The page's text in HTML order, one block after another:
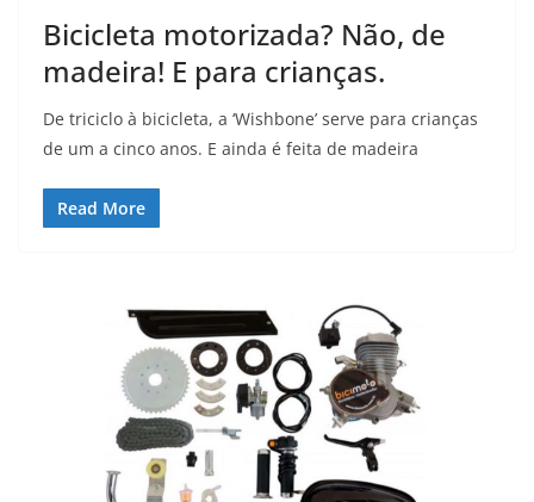
Bicicleta motorizada? Não, de
madeira! E para crianças.
De triciclo à bicicleta, a ‘Wishbone’ serve para crianças
de um a cinco anos. E ainda é feita de madeira
Read More